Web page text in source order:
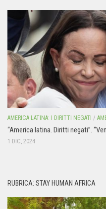
AMERICA LATINA: I DIRITTI NEGATI /
“America latina. Diritti negati”.
1 DIC, 2024
RUBRICA: STAY HUMAN AFRICA